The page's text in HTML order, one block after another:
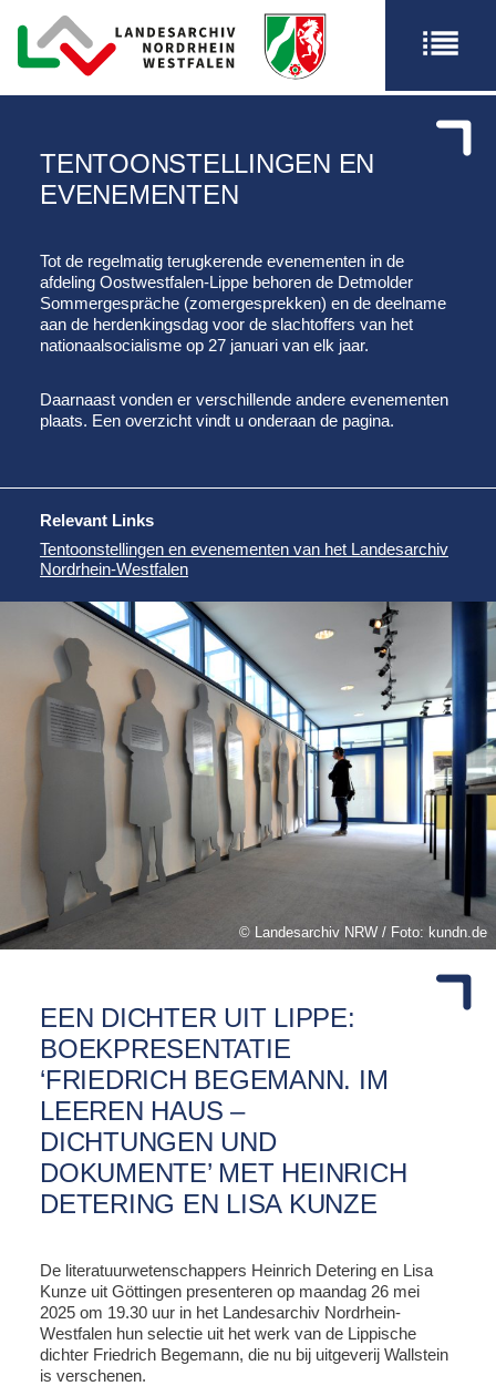
TENTOONSTELLINGEN EN
EVENEMENTEN
Tot de regelmatig terugkerende evenementen in de
afdeling Oostwestfalen-Lippe behoren de Detmolder
Sommergespräche (zomergesprekken) en de deelname
aan de herdenkingsdag voor de slachtoffers van het
nationaalsocialisme op 27 januari van elk jaar.
Daarnaast vonden er verschillende andere evenementen
plaats. Een overzicht vindt u onderaan de pagina.
Relevant Links
Tentoonstellingen en evenementen van het Landesarchiv
Nordrhein-Westfalen
Landesarchiv NRW / Foto: kundn.de
EEN DICHTER UIT LIPPE:
BOEKPRESENTATIE
‘FRIEDRICH BEGEMANN. IM
LEEREN HAUS –
DICHTUNGEN UND
DOKUMENTE’ MET HEINRICH
DETERING EN LISA KUNZE
De literatuurwetenschappers Heinrich Detering en Lisa
Kunze uit Göttingen presenteren op maandag 26 mei
2025 om 19.30 uur in het Landesarchiv Nordrhein-
Westfalen hun selectie uit het werk van de Lippische
dichter Friedrich Begemann, die nu bij uitgeverij Wallstein
is verschenen.